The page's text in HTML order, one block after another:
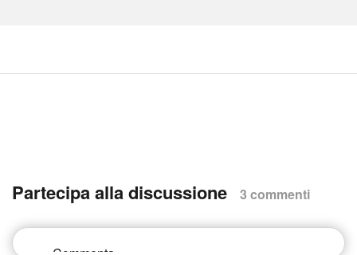
Partecipa alla discussione 3 commenti